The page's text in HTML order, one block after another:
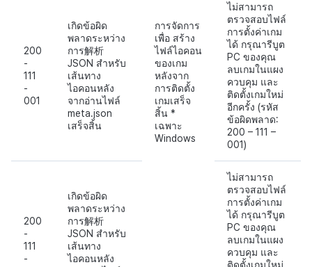
การจัดการ
เพื่อ สร้าง
ไฟล์ไอคอน
ของเกม
หลังจาก
การติดตั้ง
เกมเสร็จ
สิ้น *
เฉพาะ
Windows
200
-
111
-
001
เกิดข้อผิด
พลาดระหว่าง
การ解析
JSON สำหรับ
เส้นทาง
ไอคอนหลัง
จากอ่านไฟล์
meta.json
เสร็จสิ้น
ไม่สามารถ
ตรวจสอบไฟล์
การตั้งค่าเกม
ได้ กรุณารีบูต
PC ของคุณ
ลบเกมในแผง
ควบคุม และ
ติดตั้งเกมใหม่
อีกครั้ง (รหัส
ข้อผิดพลาด:
200 – 111 –
001)
200
-
111
-
เกิดข้อผิด
พลาดระหว่าง
การ解析
JSON สำหรับ
เส้นทาง
ไอคอนหลัง
ไม่สามารถ
ตรวจสอบไฟล์
การตั้งค่าเกม
ได้ กรุณารีบูต
PC ของคุณ
ลบเกมในแผง
ควบคุม และ